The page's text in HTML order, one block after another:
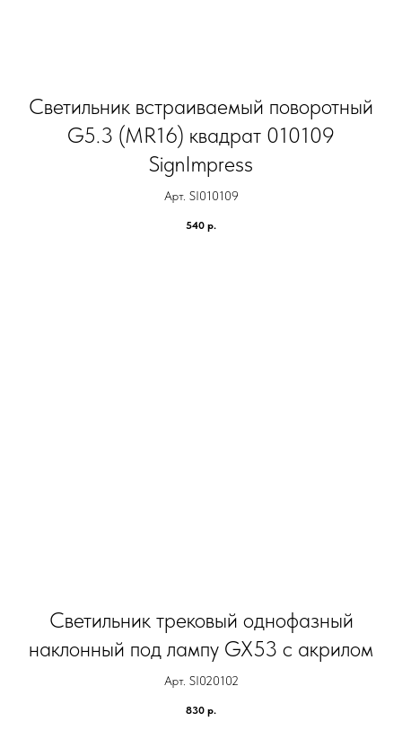
Светильник встраиваемый поворотный
G5.3 (MR16) квадрат 010109
SignImpress
Арт. SI010109
540 р.
Светильник трековый однофазный
наклонный под лампу GX53 с акрилом
Арт. SI020102
830 р.